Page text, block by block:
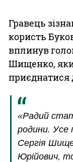
Гравець
користь
вплинув
Шищенко,
приєднатися
«Радий
родини. Усе
Сергія
Юрійович,